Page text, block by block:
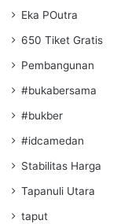
Eka POutra
650 Tiket Gratis
Pembangunan
#bukabersama
#bukber
#idcamedan
Stabilitas Harga
Tapanuli Utara
taput